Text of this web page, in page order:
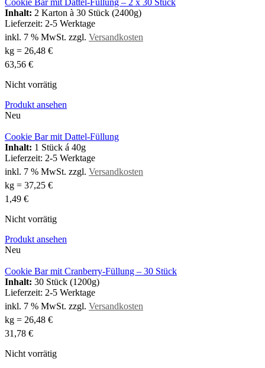
Cookie Bar mit Dattel-Füllung – 2 x 30 Stück
Inhalt: 2 Karton à 30 Stück (2400g)
Lieferzeit: 2-5 Werktage
inkl. 7 % MwSt. zzgl. Versandkosten
kg = 26,48 €
63,56 €
Nicht vorrätig
Produkt ansehen
Neu
Cookie Bar mit Dattel-Füllung
Inhalt: 1 Stück á 40g
Lieferzeit: 2-5 Werktage
inkl. 7 % MwSt. zzgl. Versandkosten
kg = 37,25 €
1,49 €
Nicht vorrätig
Produkt ansehen
Neu
Cookie Bar mit Cranberry-Füllung – 30 Stück
Inhalt: 30 Stück (1200g)
Lieferzeit: 2-5 Werktage
inkl. 7 % MwSt. zzgl. Versandkosten
kg = 26,48 €
31,78 €
Nicht vorrätig